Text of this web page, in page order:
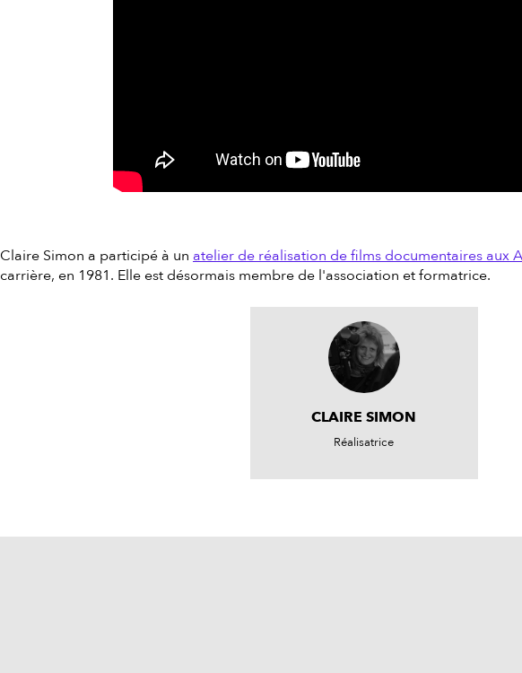
Claire Simon a participé à un atelier de réalisation de films documentaires aux
carrière, en 1981. Elle est désormais membre de l'association et formatrice.
CLAIRE SIMON
Réalisatrice